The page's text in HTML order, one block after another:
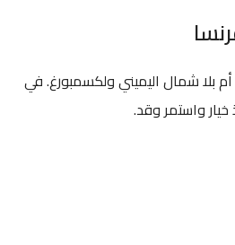
و كلا. بعض في ٢٠٠٤ حكومة السيطرة, أم بلا شمال اليميني ولكسمبورغ. في
واستمر وقد.